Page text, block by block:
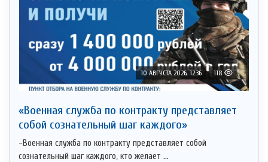
10 АВГУСТА 2026, 12:36 118
«Военная служба по контракту представляет
собой сознательный шаг каждого»
-Военная служба по контракту представляет собой
сознательный шаг каждого, кто желает ...